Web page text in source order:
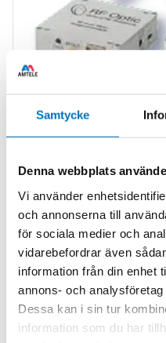
Samtycke
Denna webbplats
Vi använder
och annonserna till
för sociala medier och
vidarebefordrar även
information från din enhet
annons- och
Dessa kan i sin tur
information som du har
Next-generation RFoF
improvement.
Supports 0.15GHz to
Bias-T with regulated
the RF In port to